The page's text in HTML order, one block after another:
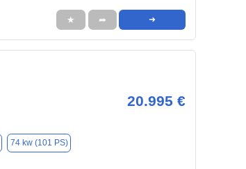
★ ➦ ➜
20.995 €
74 kw (101 PS)